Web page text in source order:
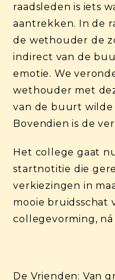
raadsleden is iets
aantrekken. In de
de wethouder de
indirect van de
emotie. We
wethouder met
van de buurt wilde
Bovendien is de
Het college gaat
startnotitie die
verkiezingen in
mooie bruidsschat
collegevorming, ná
De Vrienden: Van